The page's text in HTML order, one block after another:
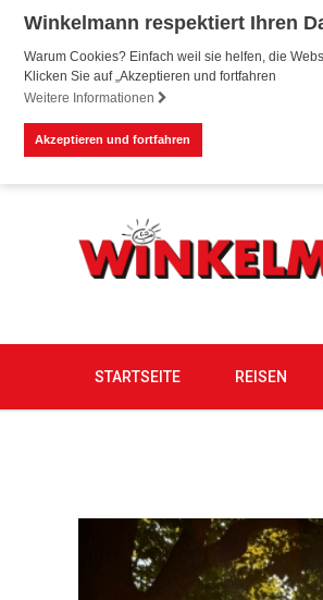
Winkelmann respektiert Ihren
Warum Cookies? Einfach weil sie helfen, die
Klicken Sie auf „Akzeptieren und fortfahren
Weitere Informationen
Akzeptieren und fortfahren
STARTSEITE REISEN